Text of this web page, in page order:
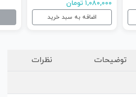
۱,۰۸۰,۰۰۰ تومان
اضافه به سبد خرید
توضیحات نظرات